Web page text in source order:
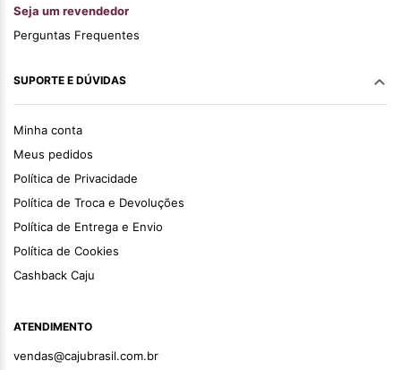
Seja um revendedor
Perguntas Frequentes
SUPORTE E DÚVIDAS
Minha conta
Meus pedidos
Política de Privacidade
Política de Troca e Devoluções
Política de Entrega e Envio
Política de Cookies
Cashback Caju
ATENDIMENTO
vendas@cajubrasil.com.br